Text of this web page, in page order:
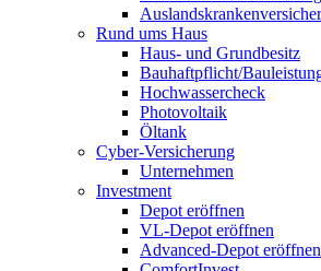
Rund ums Haus
Haus- und Grundbesitz
Bauhaftpflicht/
Hochwassercheck
Photovoltaik
Öltank
Cyber-Versicherung
Unternehmen
Investment
Depot eröffnen
VL-Depot eröffnen
Advanced-Depot eröffnen